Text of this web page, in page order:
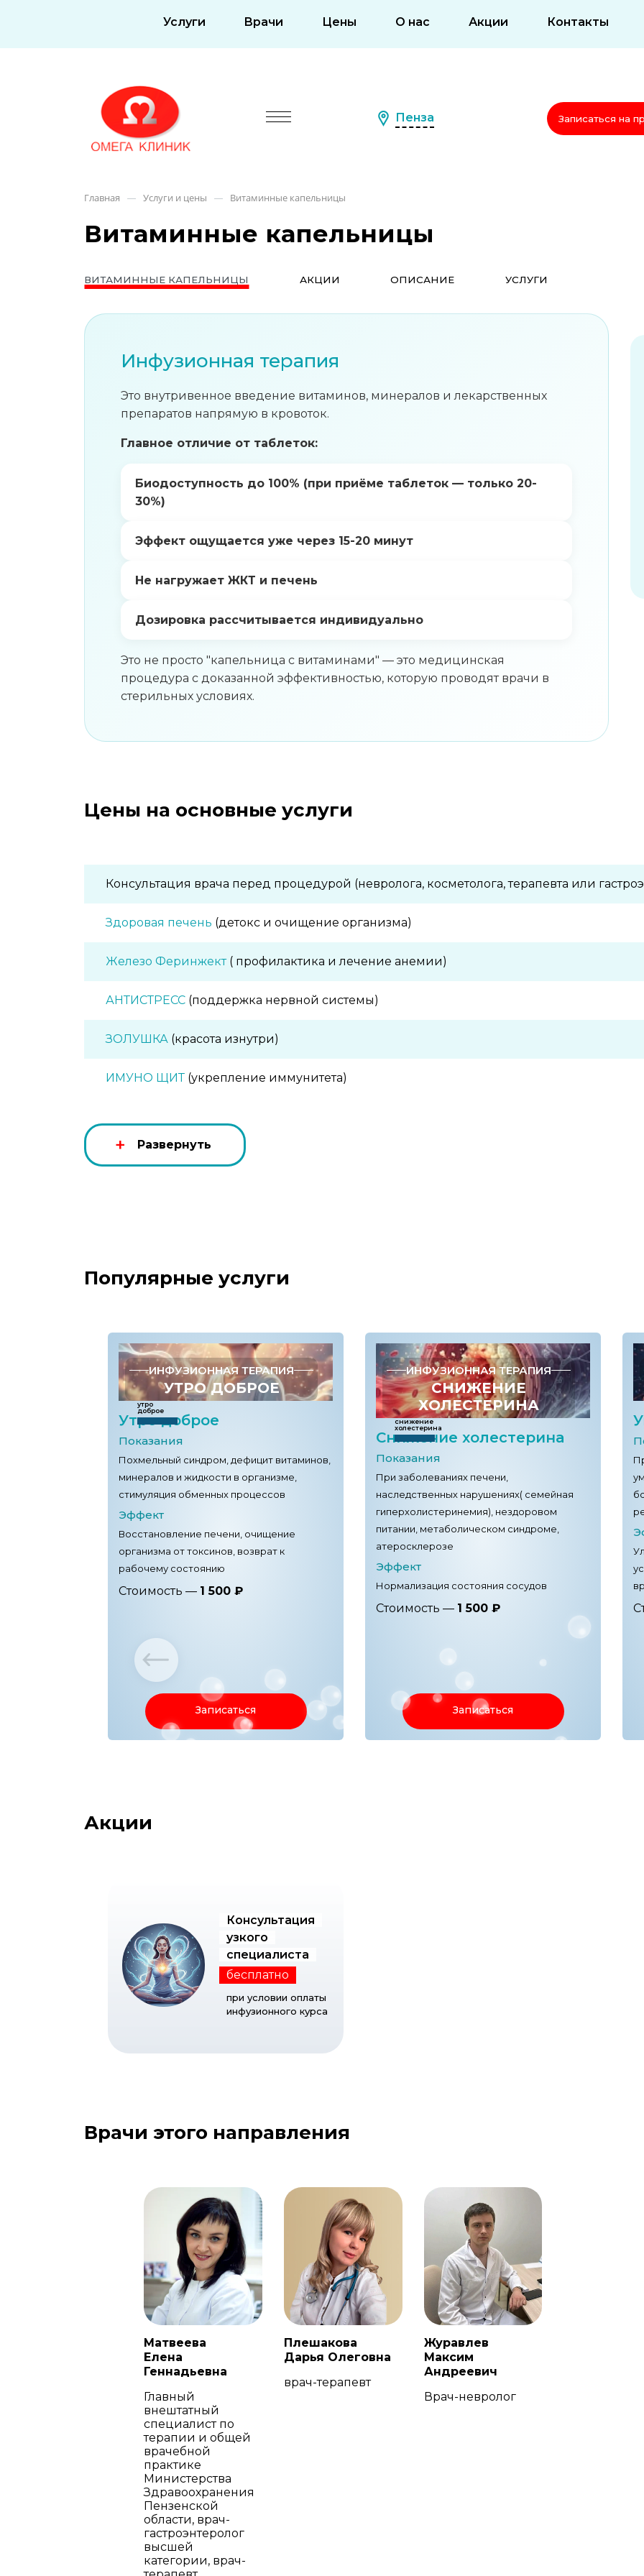
Услуги Врачи Цены О нас Акции Контакты
Пенза Записаться на
Главная — Услуги и цены — Витаминные капельницы
Витаминные капельницы
ВИТАМИННЫЕ КАПЕЛЬНИЦЫ АКЦИИ ОПИСАНИЕ УСЛУГИ
Инфузионная терапия
Это внутривенное введение витаминов, минералов и лекарственных
препаратов напрямую в кровоток.
Главное отличие от таблеток:
Биодоступность до 100% (при приёме таблеток — только 20-
30%)
Эффект ощущается уже через 15-20 минут
Не нагружает ЖКТ и печень
Дозировка рассчитывается индивидуально
Это не просто "капельница с витаминами" — это медицинская
процедура с доказанной эффективностью, которую проводят врачи в
стерильных условиях.
Цены на основные услуги
Консультация врача перед процедурой (невролога, косметолога, терапевта или
Здоровая печень (детокс и очищение организма)
Железо Феринжект( профилактика и лечение анемии)
АНТИСТРЕСС (поддержка нервной системы)
ЗОЛУШКА (красота изнутри)
ИМУНО ЩИТ (укрепление иммунитета)
ЗДОРОВЫЙ ЖЕЛУДОК
Снижение холестерина
Развернуть
Популярные услуги
ИНФУЗИОННАЯ ТЕРАПИЯ
УТРО ДОБРОЕ
утро
доброе
Утро доброе
Показания
Похмельный синдром, дефицит витаминов,
минералов и жидкости в организме,
стимуляция обменных процессов
Эффект
Восстановление печени, очищение
организма от токсинов, возврат к
рабочему состоянию
Стоимость — 1 500 ₽
Записаться
ИНФУЗИОННАЯ ТЕРАПИЯ
СНИЖЕНИЕ
ХОЛЕСТЕРИНА
снижение
холестерина
Снижение холестерина
Показания
При заболеваниях печени,
наследственных нарушениях( семейная
гиперхолистеринемия), нездоровом
питании, метаболическом синдроме,
атеросклерозе
Эффект
Нормализация состояния сосудов
Стоимость — 1 500 ₽
Записаться
Акции
Консультация
узкого
специалиста
бесплатно
при условии оплаты
инфузионного курса
Врачи этого направления
Матвеева
Елена
Геннадьевна
Главный
внештатный
специалист по
терапии и общей
врачебной
практике
Министерства
Здравоохранения
Пензенской
области, врач-
гастроэнтеролог
высшей
категории, врач-
Плешакова
Дарья Олеговна
врач-терапевт
Журавлев
Максим
Андреевич
Врач-невролог